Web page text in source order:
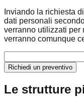
Inviando la richiesta
dati personali
verranno utilizzati per
verranno comunque
Richiedi un preventivo
Le strutture